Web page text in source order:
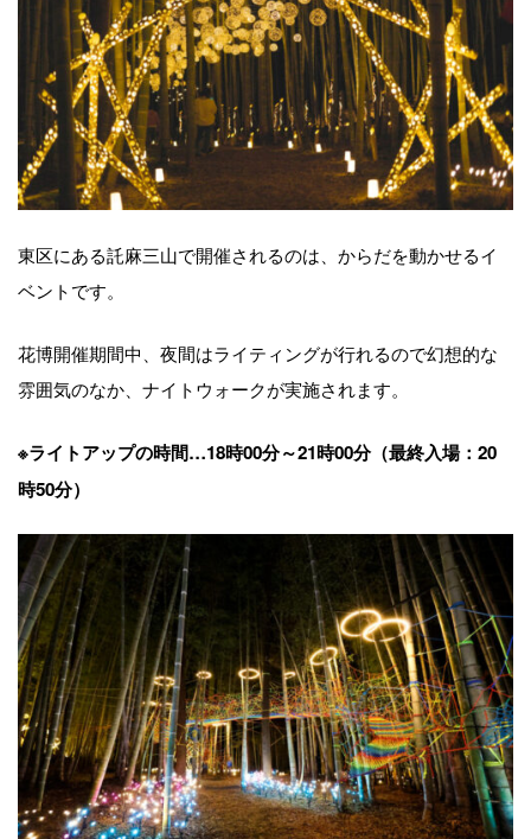
東区にある託麻三山で開催されるのは、からだを動かせるイ
ベントです。
花博開催期間中、夜間はライティングが行れるので幻想的な
雰囲気のなか、ナイトウォークが実施されます。
※ライトアップの時間…18時00分～21時00分（最終入場：20
時50分）